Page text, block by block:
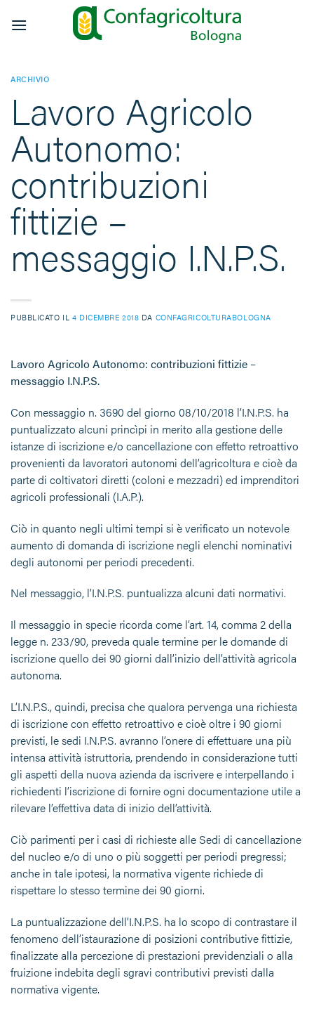
ARCHIVIO
Lavoro Agricolo
Autonomo:
contribuzioni
fittizie –
messaggio I.N.P.S.
PUBBLICATO IL 4 DICEMBRE 2018 DA CONFAGRICOLTURABOLOGNA
Lavoro Agricolo Autonomo: contribuzioni fittizie –
messaggio I.N.P.S.
Con messaggio n. 3690 del giorno 08/10/2018 l’I.N.P.S. ha
puntualizzato alcuni princìpi in merito alla gestione delle
istanze di iscrizione e/o cancellazione con effetto retroattivo
provenienti da lavoratori autonomi dell’agricoltura e cioè da
parte di coltivatori diretti (coloni e mezzadri) ed imprenditori
agricoli professionali (I.A.P.).
Ciò in quanto negli ultimi tempi si è verificato un notevole
aumento di domanda di iscrizione negli elenchi nominativi
degli autonomi per periodi precedenti.
Nel messaggio, l’I.N.P.S. puntualizza alcuni dati normativi.
Il messaggio in specie ricorda come l’art. 14, comma 2 della
legge n. 233/90, preveda quale termine per le domande di
iscrizione quello dei 90 giorni dall’inizio dell’attività agricola
autonoma.
L’I.N.P.S., quindi, precisa che qualora pervenga una richiesta
di iscrizione con effetto retroattivo e cioè oltre i 90 giorni
previsti, le sedi I.N.P.S. avranno l’onere di effettuare una più
intensa attività istruttoria, prendendo in considerazione tutti
gli aspetti della nuova azienda da iscrivere e interpellando i
richiedenti l’iscrizione di fornire ogni documentazione utile a
rilevare l’effettiva data di inizio dell’attività.
Ciò parimenti per i casi di richieste alle Sedi di cancellazione
del nucleo e/o di uno o più soggetti per periodi pregressi;
anche in tale ipotesi, la normativa vigente richiede di
rispettare lo stesso termine dei 90 giorni.
La puntualizzazione dell’I.N.P.S. ha lo scopo di contrastare il
fenomeno dell’istaurazione di posizioni contributive fittizie,
finalizzate alla percezione di prestazioni previdenziali o alla
fruizione indebita degli sgravi contributivi previsti dalla
normativa vigente.